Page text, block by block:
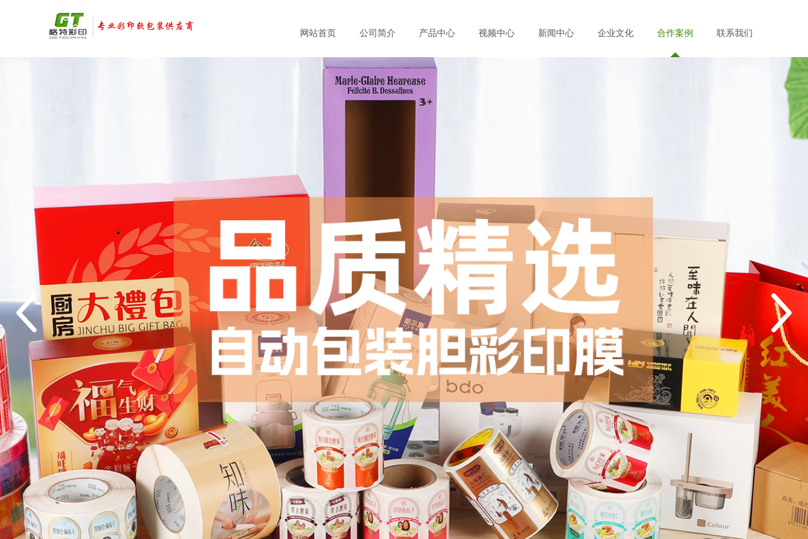
网站首页 公司简介 产品中心 视频中心 新闻中心 企业文化 合作案例 联系我们